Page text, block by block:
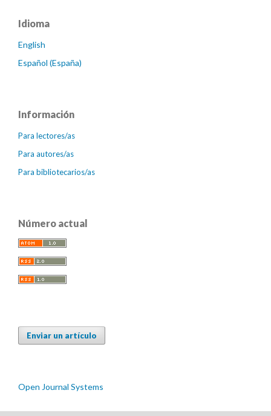
Idioma
English
Español (España)
Información
Para lectores/as
Para autores/as
Para bibliotecarios/as
Número actual
Enviar un artículo
Open Journal Systems